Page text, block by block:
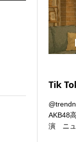
Tik
AKB48
演 ニ